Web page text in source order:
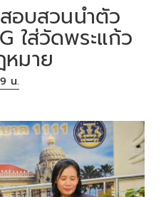
อบสวนนำตัว
ใส่วัดพระแก้ว
มาย
น.